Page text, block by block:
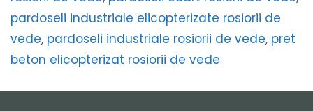
pardoseli industriale elicopterizate rosiorii de
vede, pardoseli industriale rosiorii de vede, pret
beton elicopterizat rosiorii de vede